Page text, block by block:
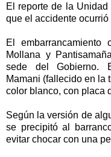
El reporte de la
que el accidente
El embarrancamiento
Mollana y
sede del Gobierno.
Mamani (fallecido en la
color blanco, con placa
Según la versión de
se precipitó al
evitar chocar con una